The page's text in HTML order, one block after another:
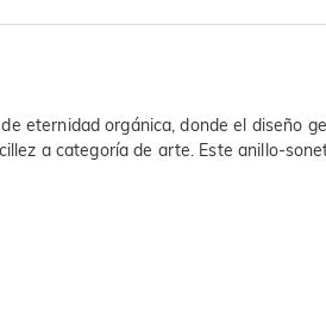
eternidad orgánica, donde el diseño
a categoría de arte. Este anillo-